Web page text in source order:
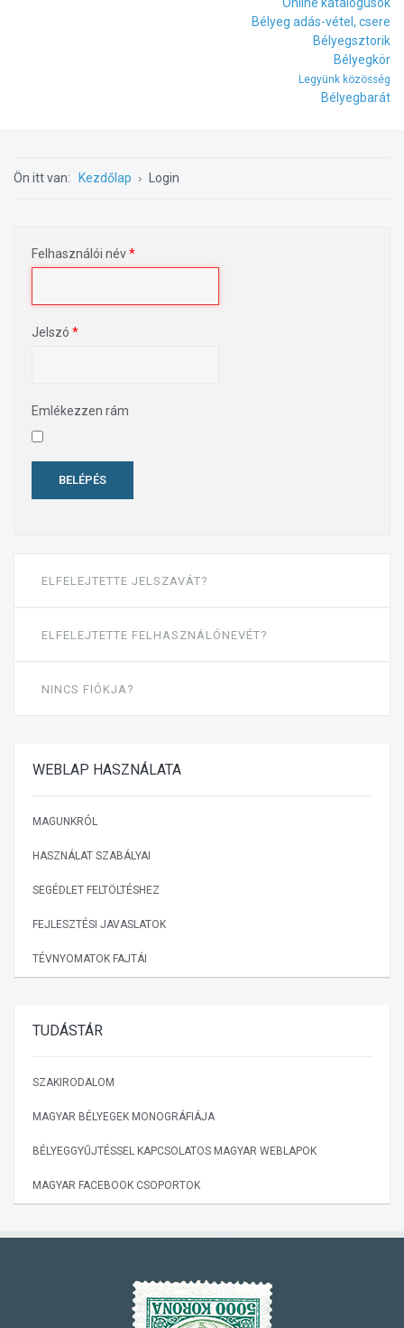
Bélyeg adás-vétel, csere
Bélyegsztorik
Bélyegkör
Legyünk közösség
Bélyegbarát
Ön itt van: Kezdőlap Login
Felhasználói név*
Jelszó *
Emlékezzen rám
BELÉPÉS
ELFELEJTETTE JELSZAVÁT?
ELFELEJTETTE FELHASZNÁLÓNEVÉT?
NINCS FIÓKJA?
WEBLAP HASZNÁLATA
MAGUNKRÓL
HASZNÁLAT SZABÁLYAI
SEGÉDLET FELTÖLTÉSHEZ
FEJLESZTÉSI JAVASLATOK
TÉVNYOMATOK FAJTÁI
TUDÁSTÁR
SZAKIRODALOM
MAGYAR BÉLYEGEK MONOGRÁFIÁJA
BÉLYEGGYŰJTÉSSEL KAPCSOLATOS MAGYAR WEBLAPOK
MAGYAR FACEBOOK CSOPORTOK